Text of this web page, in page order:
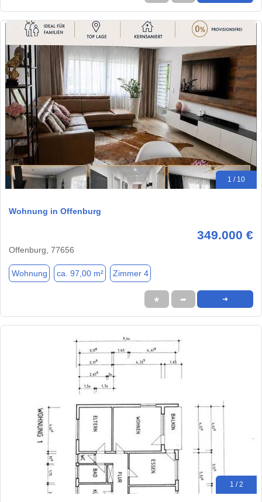
1 / 10
Wohnung in Offenburg
349.000 €
Offenburg, 77656
Wohnung ca. 97,00 m² Zimmer 4
★ ➦ ➜
1 / 2